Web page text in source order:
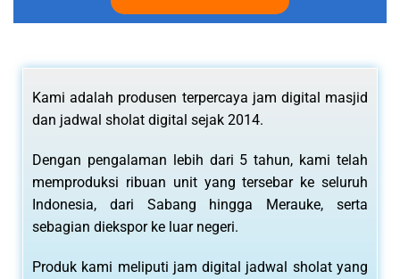
Kami adalah produsen terpercaya jam digital masjid
dan jadwal sholat digital sejak 2014.
Dengan pengalaman lebih dari 5 tahun, kami telah
memproduksi ribuan unit yang tersebar ke seluruh
Indonesia, dari Sabang hingga Merauke, serta
sebagian diekspor ke luar negeri.
Produk kami meliputi jam digital jadwal sholat yang